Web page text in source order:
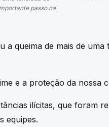
passo na
a queima de mais de uma
e a proteção da nossa
ilícitas, que foram
equipes.